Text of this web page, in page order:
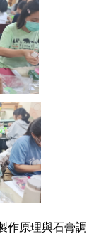
作原理與石膏調